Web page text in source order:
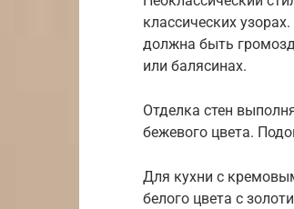
классических
должна быть
или балясинах.
Отделка стен
бежевого цвета.
Для кухни с
белого цвета с